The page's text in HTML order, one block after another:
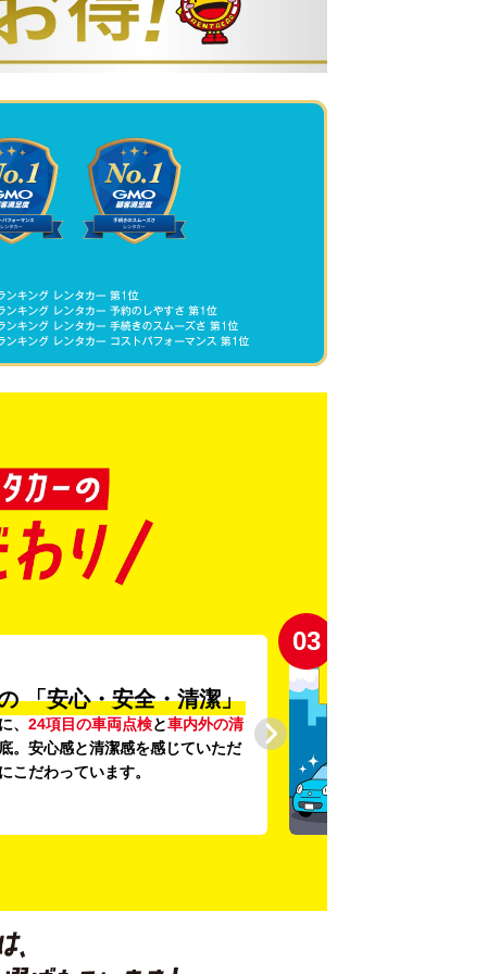
「安心・安全・清潔」
、 24項目の車両点検と車内外の清
。安心感と清潔感を感じていただ
こだわっています。
03